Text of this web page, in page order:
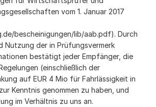
vom 1. Januar 2017
bescheinigungen/lib/aab.pdf). Durch
Nutzung der in Prüfungsvermerk
bestätigt jeder Empfänger, die
(einschließlich der
auf EUR 4 Mio für Fahrlässigkeit in
Kenntnis genommen zu haben, und
im Verhältnis zu uns an.